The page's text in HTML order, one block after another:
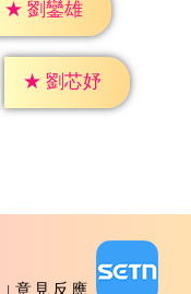
★ 劉鑾雄
★ 劉芯妤
意見反應